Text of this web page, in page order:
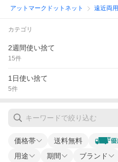
アットマークドットネット 遠近両用
カテゴリ
2週間使い捨て
15件
1日使い捨て
5件
価格帯 送料無料
用途 期間 ブランド